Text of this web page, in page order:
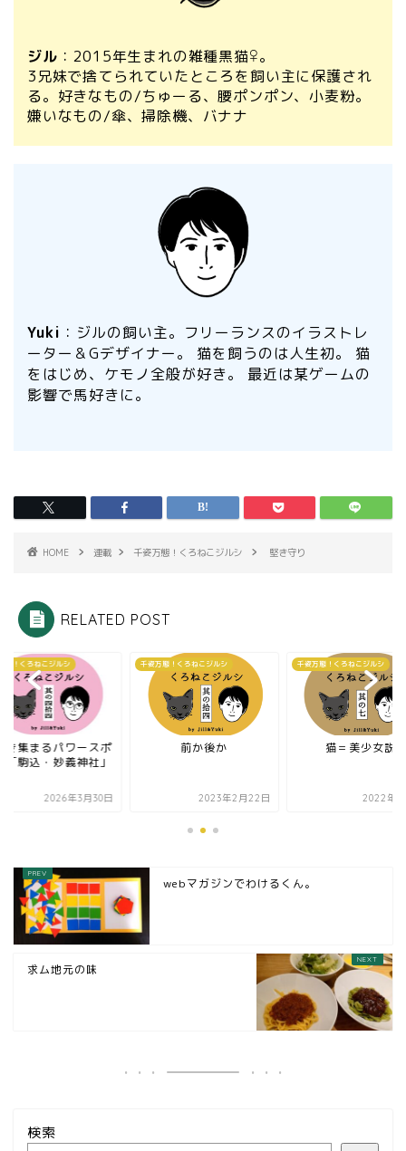
ジル ：2015年生まれの雑種黒猫♀。
3兄妹で捨てられていたところを飼い主に保護され
る。好きなもの/ちゅーる、腰ポンポン、小麦粉。
嫌いなもの/傘、掃除機、バナナ
Yuki ：ジルの飼い主。フリーランスのイラストレ
ーター＆Gデザイナー。 猫を飼うのは人生初。 猫
をはじめ、ケモノ全般が好き。 最近は某ゲームの
影響で馬好きに。
HOME 連載 千姿万態！くろねこジルシ 堅き守り
RELATED POST
態！くろねこジルシ
き集まるパワースポ
「駒込・妙義神社」
2026年3月30日
千姿万態！くろねこジルシ
前か後か
2023年2月22日
千姿万態！くろねこジルシ
猫＝美少女説
2022年7
webマガジンでわけるくん。
求ム地元の味
検索